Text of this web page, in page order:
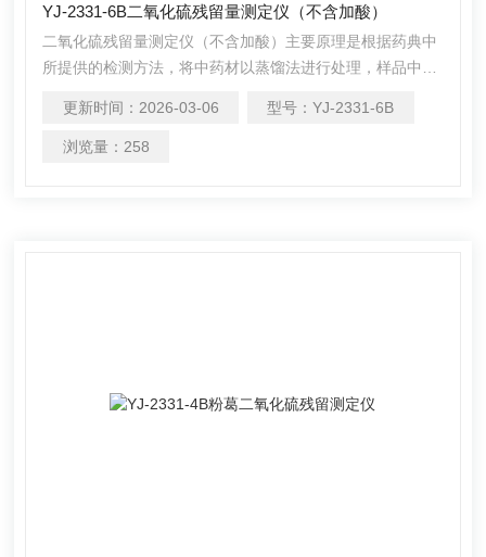
YJ-2331-6B二氧化硫残留量测定仪（不含加酸）
二氧化硫残留量测定仪（不含加酸）主要原理是根据药典中
所提供的检测方法，将中药材以蒸馏法进行处理，样品中的
带入到含有双氧水的吸收瓶中，双氧水将其氧化为硫酸根离
子，采用酸碱滴定法测定，计算药材及饮片中的二氧化硫残
更新时间： 2026-03-06 型号：YJ-2331-6B
浏览量： 258